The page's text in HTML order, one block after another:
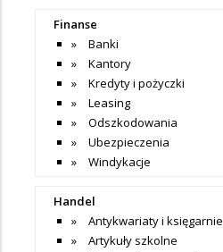
Finanse
Banki
Kantory
Kredyty i pożyczki
Leasing
Odszkodowania
Ubezpieczenia
Windykacje
Handel
Antykwariaty i księgarnie
Artykuły szkolne